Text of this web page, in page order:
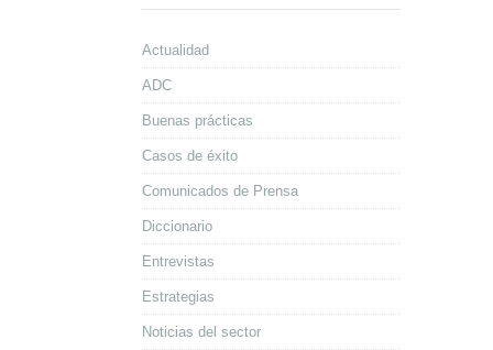
Actualidad
ADC
Buenas prácticas
Casos de éxito
Comunicados de Prensa
Diccionario
Entrevistas
Estrategias
Noticias del sector